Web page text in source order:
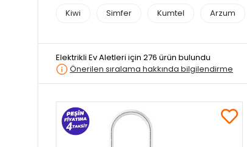
Kiwi Simfer Kumtel Arzum
Elektrikli Ev Aletleri için 276 ürün bulundu
Önerilen sıralama hakkında bilgilendirme